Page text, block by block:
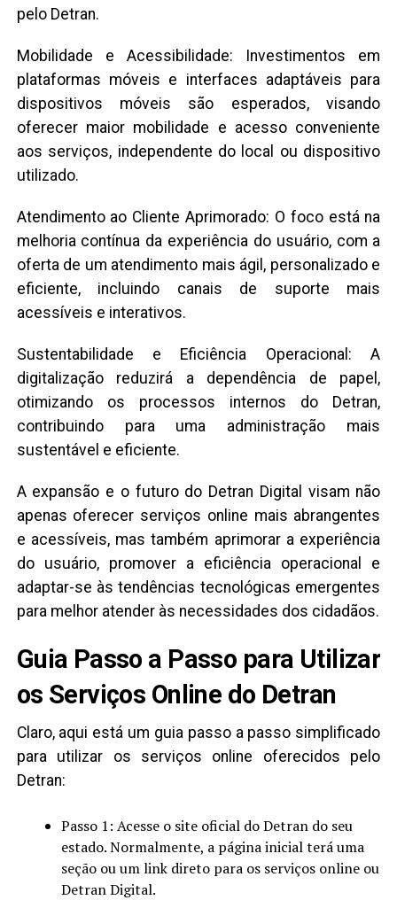
pelo Detran.
Mobilidade e Acessibilidade: Investimentos em
plataformas móveis e interfaces adaptáveis para
dispositivos móveis são esperados, visando
oferecer maior mobilidade e acesso conveniente
aos serviços, independente do local ou dispositivo
utilizado.
Atendimento ao Cliente Aprimorado: O foco está na
melhoria contínua da experiência do usuário, com a
oferta de um atendimento mais ágil, personalizado e
eficiente, incluindo canais de suporte mais
acessíveis e interativos.
Sustentabilidade e Eficiência Operacional: A
digitalização reduzirá a dependência de papel,
otimizando os processos internos do Detran,
contribuindo para uma administração mais
sustentável e eficiente.
A expansão e o futuro do Detran Digital visam não
apenas oferecer serviços online mais abrangentes
e acessíveis, mas também aprimorar a experiência
do usuário, promover a eficiência operacional e
adaptar-se às tendências tecnológicas emergentes
para melhor atender às necessidades dos cidadãos.
Guia Passo a Passo para Utilizar
os Serviços Online do Detran
Claro, aqui está um guia passo a passo simplificado
para utilizar os serviços online oferecidos pelo
Detran:
Passo 1: Acesse o site oficial do Detran do seu
estado. Normalmente, a página inicial terá uma
seção ou um link direto para os serviços online ou
Detran Digital.